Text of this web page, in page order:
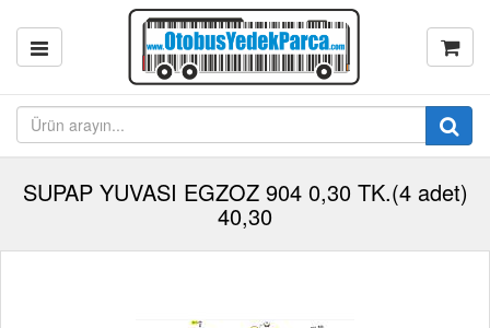
SUPAP YUVASI EGZOZ 904 0,30 TK.(4 adet)
40,30